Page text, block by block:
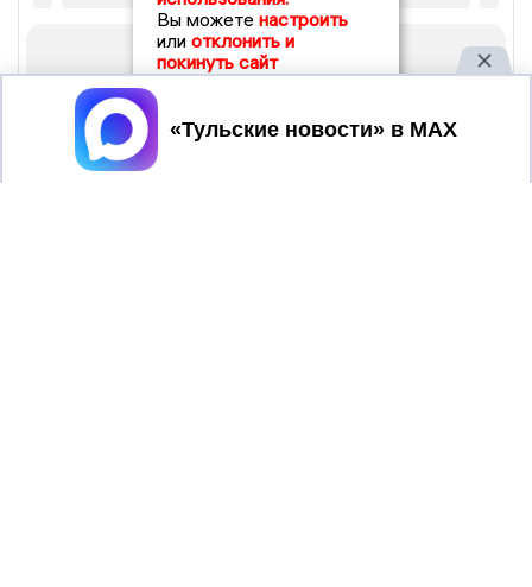
Вы можете настроить
или отклонить и
покинуть сайт
Принять